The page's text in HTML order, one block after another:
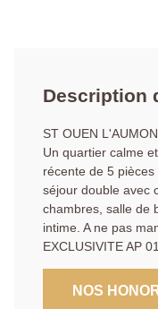
Description
ST OUEN
Un quartier calme
récente de 5
séjour double avec
chambres, salle de
intime. A ne pas
EXCLUSIVITE AP
NOS